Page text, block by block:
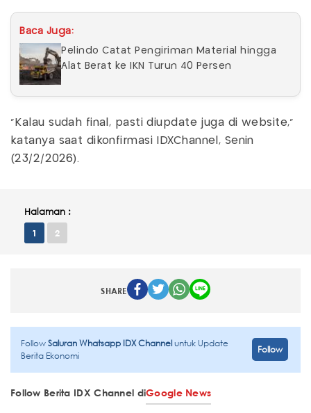
Baca Juga:
Pelindo Catat Pengiriman Material hingga
Alat Berat ke IKN Turun 40 Persen
"Kalau sudah final, pasti diupdate juga di website,"
katanya saat dikonfirmasi IDXChannel, Senin
(23/2/2026).
Halaman :
1 2
SHARE
FollowSaluran Whatsapp IDX Channeluntuk Update
Berita Ekonomi
Follow
Follow Berita IDX Channel diGoogle News